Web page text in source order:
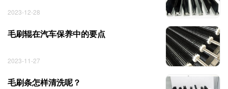
2023-12-28
毛刷辊在汽车保养中的要点
2023-11-27
毛刷条怎样清洗呢？